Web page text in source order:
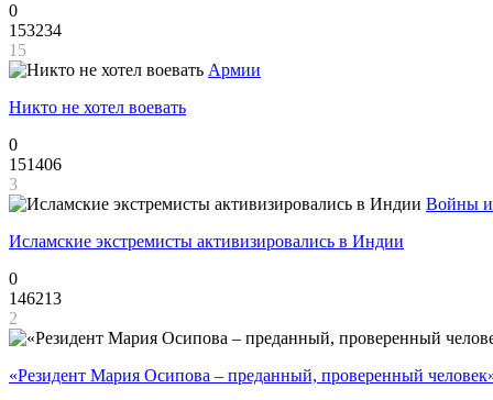
0
153234
15
Армии
Никто не хотел воевать
0
151406
3
Войны
Исламские экстремисты активизировались в Индии
0
146213
2
«Резидент Мария Осипова – преданный, проверенный